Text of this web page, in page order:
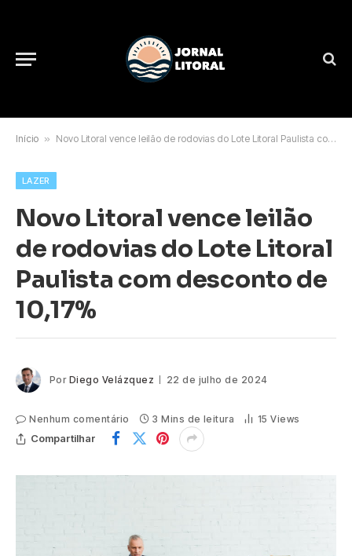
Início » Novo Litoral vence leilão de rodovias do Lote Litoral Paulista com desconto de 10,17%
LAZER
Novo Litoral vence leilão
de rodovias do Lote Litoral
Paulista com desconto de
10,17%
Por Diego Velázquez 22 de julho de 2024
Nenhum comentário 3 Mins de leitura 15Views
Compartilhar